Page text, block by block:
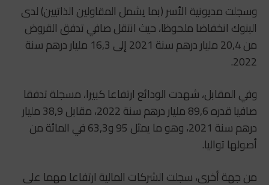
وسجلت مديونية الأسر (بما يشمل المقاولين الذاتيين) لدى
البنوك انخفاضا ملحوظا، حيث انتقل صافي تدفق القروض
من 20,4 مليار درهم سنة 2021 إلى 16,3 مليار درهم سنة
2022.
وفي المقابل، شهدت الودائع ارتفاعا كبيرا، مسجلة تدفقا
صافيا قدره 89,6 مليار درهم سنة 2022، مقابل 38,9 مليار
درهم سنة 2021، وهو ما يمثل 95 و63,3 في المائة من
أصولها تواليا.
من جهة أخرى، سجلت الشركات المالية ارتفاعا مهما على